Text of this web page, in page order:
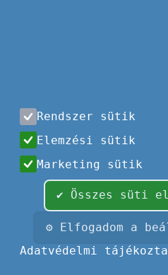
52. § (1) Az
nyelven és a
(2) Az
Európai
nemzetiségi
Azok
intézmény
esetben is
Rendszer sütik
Elemzési sütik
Marketing sütik
✔ Összes süti
⚙ Elfogadom a
Adatvédelmi